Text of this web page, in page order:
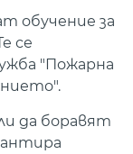
обучение за
се
"Пожарна
да боравят